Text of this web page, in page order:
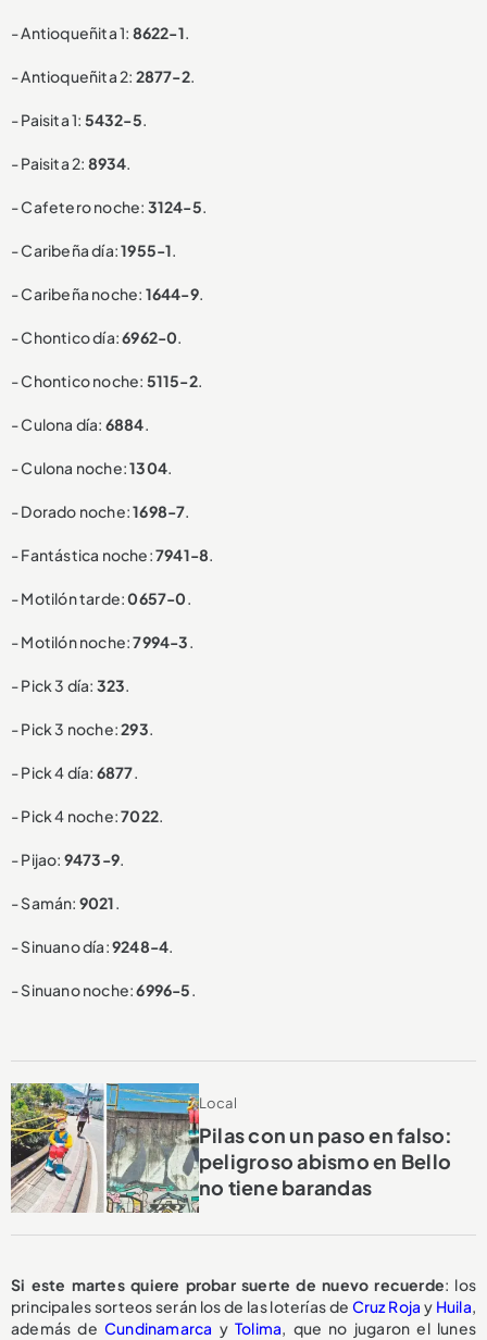
- Antioqueñita 1: 8622-1.
- Antioqueñita 2: 2877-2.
- Paisita 1: 5432-5.
- Paisita 2: 8934.
- Cafetero noche: 3124-5.
- Caribeña día:1955-1.
- Caribeña noche: 1644-9.
- Chontico día:6962-0.
- Chontico noche: 5115-2.
- Culona día: 6884.
- Culona noche:1304.
- Dorado noche:1698-7.
- Fantástica noche:7941-8.
- Motilón tarde:0657-0.
- Motilón noche:7994-3.
- Pick 3 día: 323.
- Pick 3 noche:293.
- Pick 4 día: 6877.
- Pick 4 noche:7022.
- Pijao: 9473-9.
- Samán: 9021.
- Sinuano día:9248-4.
- Sinuano noche:6996-5.
Local
Pilas con un paso en falso:
peligroso abismo en Bello
no tiene barandas
Si este martes quiere probar suerte de nuevo recuerde: los
principales sorteos serán los de las loterías de Cruz Roja y Huila,
además de Cundinamarca y Tolima, que no jugaron el lunes